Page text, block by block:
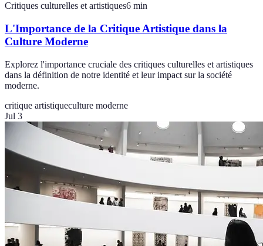
Critiques culturelles et artistiques6 min
L'Importance de la Critique Artistique dans la
Culture Moderne
Explorez l'importance cruciale des critiques culturelles et artistiques
dans la définition de notre identité et leur impact sur la société
moderne.
critique artistiqueculture moderne
Jul 3